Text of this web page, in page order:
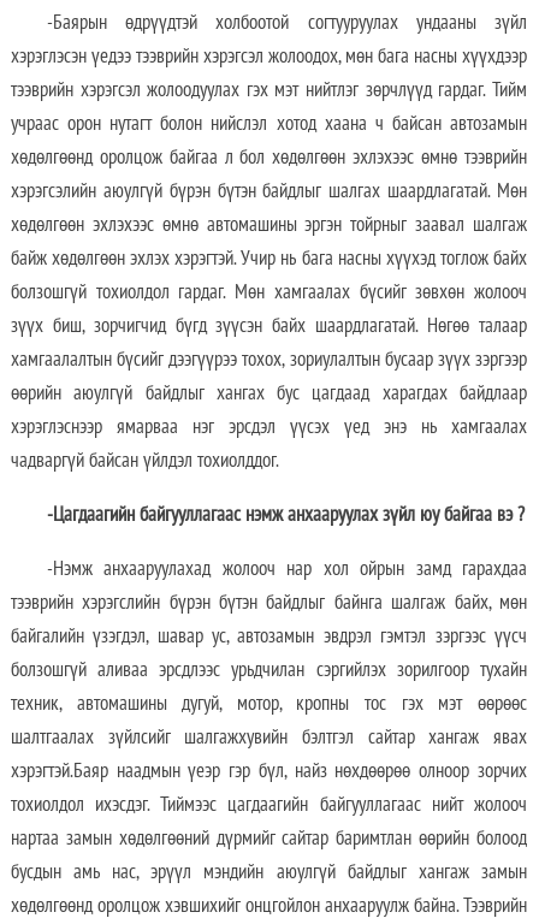
-Баярын өдрүүдтэй холбоотой согтууруулах ундааны зүйл
хэрэглэсэн үедээ тээврийн хэрэгсэл жолоодох, мөн бага насны хүүхдээр
тээврийн хэрэгсэл жолоодуулах гэх мэт нийтлэг зөрчлүүд гардаг. Тийм
учраас орон нутагт болон нийслэл хотод хаана ч байсан автозамын
хөдөлгөөнд оролцож байгаа л бол хөдөлгөөн эхлэхээс өмнө тээврийн
хэрэгсэлийн аюулгүй бүрэн бүтэн байдлыг шалгах шаардлагатай. Мөн
хөдөлгөөн эхлэхээс өмнө автомашины эргэн тойрныг заавал шалгаж
байж хөдөлгөөн эхлэх хэрэгтэй. Учир нь бага насны хүүхэд тоглож байх
болзошгүй тохиолдол гардаг. Мөн хамгаалах бүсийг зөвхөн жолооч
зүүх биш, зорчигчид бүгд зүүсэн байх шаардлагатай. Нөгөө талаар
хамгаалалтын бүсийг дээгүүрээ тохох, зориулалтын бусаар зүүх зэргээр
өөрийн аюулгүй байдлыг хангах бус цагдаад харагдах байдлаар
хэрэглэснээр ямарваа нэг эрсдэл үүсэх үед энэ нь хамгаалах
чадваргүй байсан үйлдэл тохиолддог.
-Цагдаагийн байгууллагаас нэмж анхааруулах зүйл юу байгаа вэ ?
-Нэмж анхааруулахад жолооч нар хол ойрын замд гарахдаа
тээврийн хэрэгслийн бүрэн бүтэн байдлыг байнга шалгаж байх, мөн
байгалийн үзэгдэл, шавар ус, автозамын эвдрэл гэмтэл зэргээс үүсч
болзошгүй аливаа эрсдлээс урьдчилан сэргийлэх зорилгоор тухайн
техник, автомашины дугуй, мотор, кропны тос гэх мэт өөрөөс
шалтгаалах зүйлсийг шалгажхувийн бэлтгэл сайтар хангаж явах
хэрэгтэй.Баяр наадмын үеэр гэр бүл, найз нөхдөөрөө олноор зорчих
тохиолдол ихэсдэг. Тиймээс цагдаагийн байгууллагаас нийт жолооч
нартаа замын хөдөлгөөний дүрмийг сайтар баримтлан өөрийн болоод
бусдын амь нас, эрүүл мэндийн аюулгүй байдлыг хангаж замын
хөдөлгөөнд оролцож хэвшихийг онцгойлон анхааруулж байна. Тээврийн